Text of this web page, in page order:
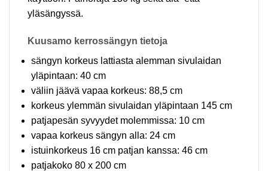
yläsängyssä.
Kuusamo kerrossängyn tietoja
sängyn korkeus lattiasta alemman sivulaidan
yläpintaan: 40 cm
väliin jäävä vapaa korkeus: 88,5 cm
korkeus ylemmän sivulaidan yläpintaan 145 cm
patjapesän syvyydet molemmissa: 10 cm
vapaa korkeus sängyn alla: 24 cm
istuinkorkeus 16 cm patjan kanssa: 46 cm
patjakoko 80 x 200 cm